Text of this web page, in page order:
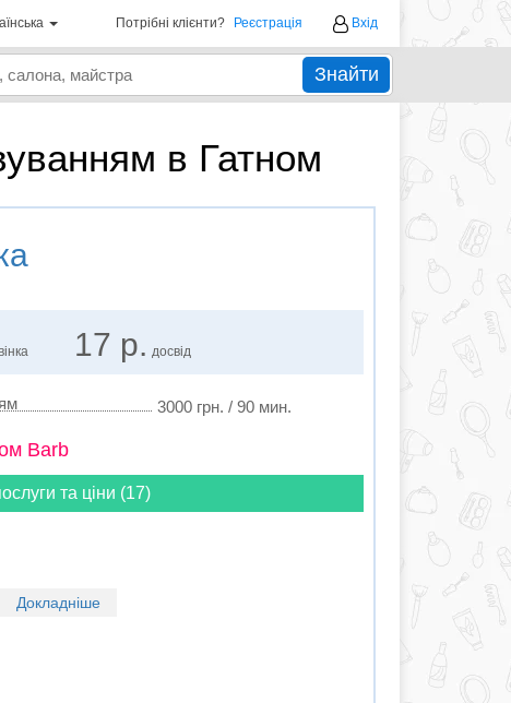
Потрібні клієнти? Реєстрація Вхід
Знайти
в Гатном
17 р. досвід
3000 грн. / 90 мин.
Barb
та ціни (17)
Докладніше